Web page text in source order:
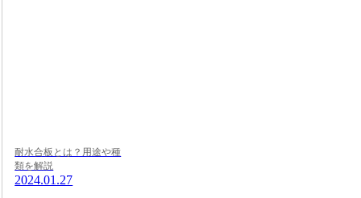
耐水合板とは？用途や種
類を解説
2024.01.27